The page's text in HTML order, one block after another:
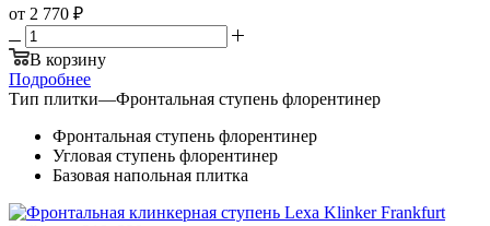
от 2 770 ₽
В корзину
Подробнее
Тип плитки—Фронтальная ступень флорентинер
Фронтальная ступень флорентинер
Угловая ступень флорентинер
Базовая напольная плитка